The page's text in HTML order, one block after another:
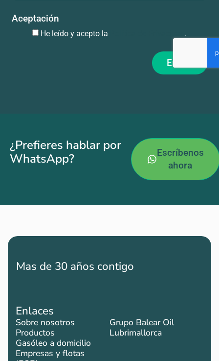
Aceptación
He leído y acepto la .
Enviar
¿Prefieres hablar por
WhatsApp?
Escríbenos
ahora
Mas de 30 años contigo
Enlaces
Sobre nosotros
Productos
Gasóleo a domicilio
Empresas y flotas
Grupo Balear Oil
Lubrimallorca